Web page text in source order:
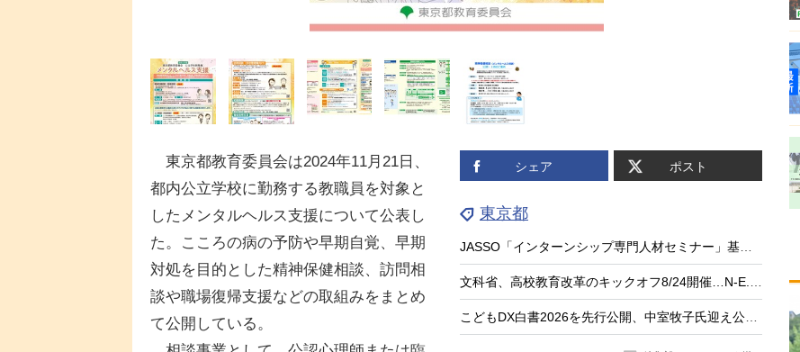
シェア ポスト
東京都
東京都教育委員会は2024年11月21日、
都内公立学校に勤務する教職員を対象と
したメンタルヘルス支援について公表し
た。こころの病の予防や早期自覚、早期
対処を目的とした精神保健相談、訪問相
談や職場復帰支援などの取組みをまとめ
て公開している。